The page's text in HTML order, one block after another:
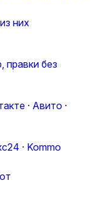
них
правки без
· Авито ·
· Kommo